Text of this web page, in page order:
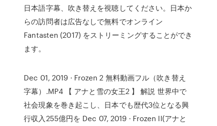
日本語字幕、吹き替えを視聴してください。日本か
らの訪問者は広告なしで無料でオンライン
Fantasten (2017) をストリーミングすることができ
ます。
Dec 01, 2019 · Frozen 2 無料動画フル（吹き替え
字幕）.MP4 【 アナと雪の女王2 】 解説 世界中で
社会現象を巻き起こし、日本でも歴代3位となる興
行収入255億円を Dec 07, 2019 · Frozen II(アナと